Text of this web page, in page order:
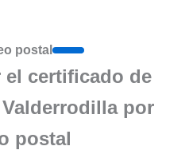
postal
el certificado de
por
postal